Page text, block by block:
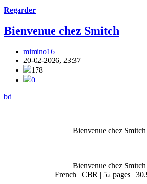
Regarder
Bienvenue chez Smitch
mimino16
20-02-2026, 23:37
178
0
bd
Bienvenue chez Smitch
Bienvenue chez Smitch
French | CBR | 52 pages |